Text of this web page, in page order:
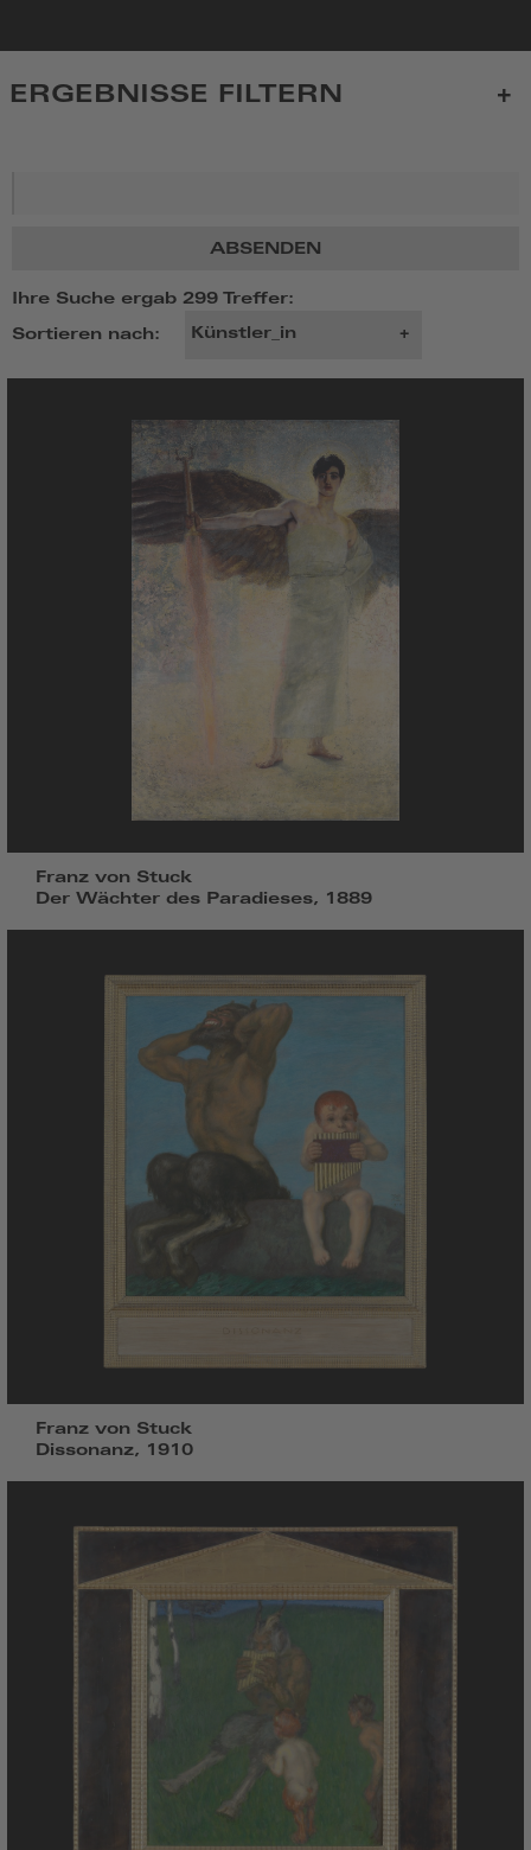
Startseite
ABSENDEN
Ihre Suche ergab 299 Treffer:
Sortieren nach:
Franz von Stuck
Der Wächter des Paradieses, 1889
Franz von Stuck
Dissonanz, 1910
ERGEBNISSE FILTERN